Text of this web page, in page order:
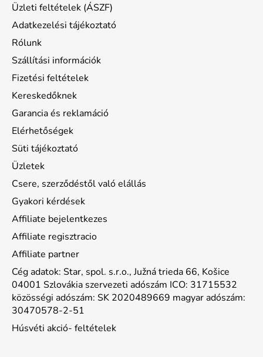
Üzleti feltételek (ÁSZF)
Adatkezelési tájékoztató
Rólunk
Szállítási információk
Fizetési feltételek
Kereskedőknek
Garancia és reklamáció
Elérhetőségek
Süti tájékoztató
Üzletek
Csere, szerződéstől való elállás
Gyakori kérdések
Affiliate bejelentkezes
Affiliate regisztracio
Affiliate partner
Cég adatok: Star, spol. s.r.o., Južná trieda 66, Košice
04001 Szlovákia szervezeti adószám ICO: 31715532
közösségi adószám: SK 2020489669 magyar adószám:
30470578-2-51
Húsvéti akció- feltételek